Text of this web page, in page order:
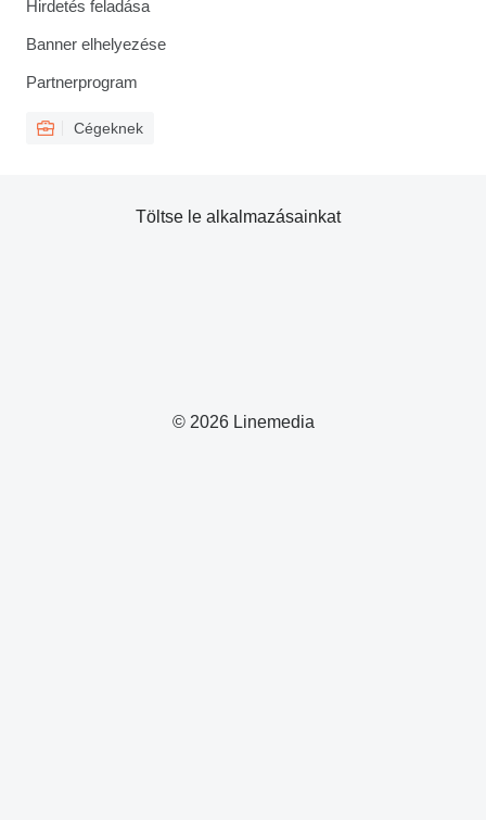
Hirdetés feladása
Banner elhelyezése
Partnerprogram
Cégeknek
© 2026 Linemedia
Töltse le alkalmazásainkat